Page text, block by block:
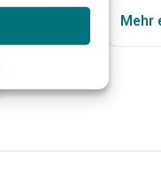
Mehr